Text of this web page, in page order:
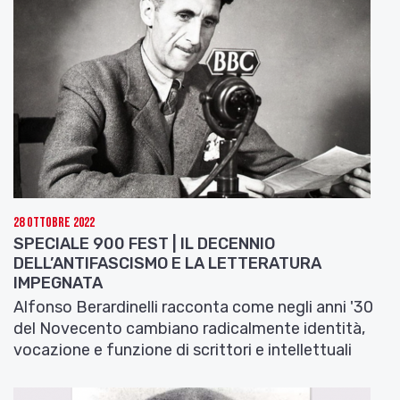
Subito dopo lavora col regista tedesco J. Schaaf
alla riduzione cinematografica di
famoso romanzo di Michael Ende.
Di seguito tantissimi altri album: 1985 –
“Branduardi canta Yeats”; 1983 –
“Cercando
l’oro”; 1988 –“Pane e Rose”, 1990 –
1992 –“Best of”; 1993 –“Si può fare”
; 1994 –
“Domenica e lunedì”; 1994“Camminando,
camminando”(dal vivo); 1998 –“Branduardi
Altrove”; 2005 –
“Branduardi Platinum
Collection”; 2005 – “The Classic Collection”
Innumerevoli le produzioni che confermano la
creatività di Branduardi ed anche la necessità
dello scambio di esperienze con altri artisti, come
del resto provano le numerose collaborazioni con
Madredeus, Ennio Morricone, Franco Battiato,
28 Ottobre 2022
SPECIALE 900 FEST | IL DECENNIO
DELL’ANTIFASCISMO E LA LETTERATURA
IMPEGNATA
Alfonso Berardinelli racconta come negli anni '30
del Novecento cambiano radicalmente identità,
vocazione e funzione di scrittori e intellettuali